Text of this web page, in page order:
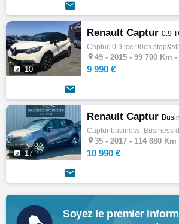

 10
Renault Captur 0.9 TCE 90CH
 49 - 2015 - 99 700 Km -
9 990 €

 17
Renault Captur
 35 - 2017 - 114 880 Km -
10 990 €

Soyez le premier